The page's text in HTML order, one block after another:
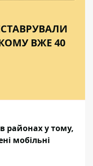
ВЖЕ 40
районах у тому,
мобільні